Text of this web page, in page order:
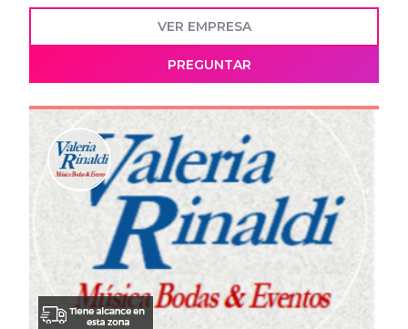
VER EMPRESA
PREGUNTAR